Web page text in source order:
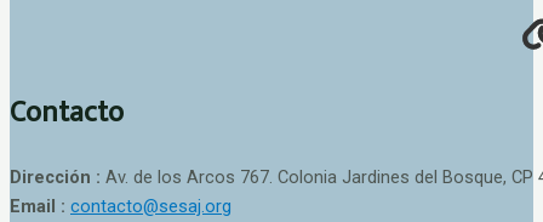
Contacto
Dirección : Av. de los Arcos 767. Colonia Jardines del Bosque, CP
Email : contacto@sesaj.org